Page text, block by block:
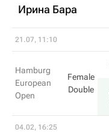
Ирина Бара
21.07, 11:10
Hamburg
European
Open
Female
Double
04.02, 16:25